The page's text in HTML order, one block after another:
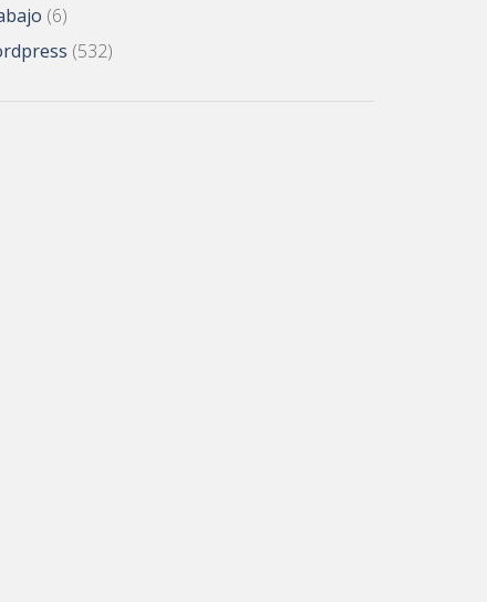
(6)
(532)